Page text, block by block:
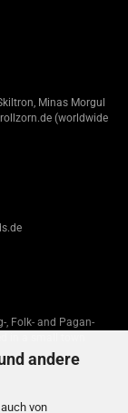
andere
von
Minas Morgul
(worldwide
, Folk- and Pagan-